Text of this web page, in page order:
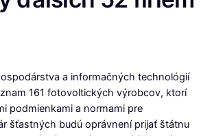
a informačných technológií
161 fotovoltických výrobcov, ktorí
podmienkami a normami pre
šťastných budú oprávnení prijať štátnu